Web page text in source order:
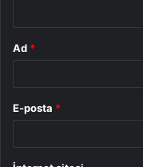
Ad *
E-posta *